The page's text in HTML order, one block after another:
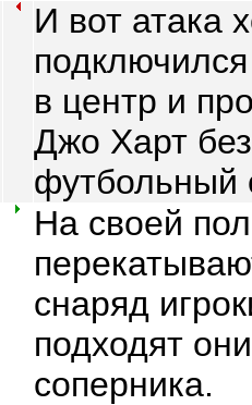
И вот атака
в центр и
Джо Харт
футбольный
На своей
снаряд
подходят
соперника.